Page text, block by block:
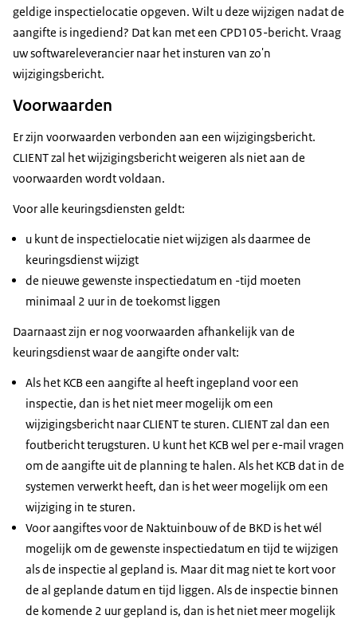
geldige inspectielocatie opgeven. Wilt u deze wijzigen nadat de
aangifte is ingediend? Dat kan met een CPD105-bericht. Vraag
uw softwareleverancier naar het insturen van zo'n
wijzigingsbericht.
Voorwaarden
Er zijn voorwaarden verbonden aan een wijzigingsbericht.
CLIENT zal het wijzigingsbericht weigeren als niet aan de
voorwaarden wordt voldaan.
Voor alle keuringsdiensten geldt:
u kunt de inspectielocatie niet wijzigen als daarmee de
keuringsdienst wijzigt
de nieuwe gewenste inspectiedatum en -tijd moeten
minimaal 2 uur in de toekomst liggen
Daarnaast zijn er nog voorwaarden afhankelijk van de
keuringsdienst waar de aangifte onder valt:
Als het KCB een aangifte al heeft ingepland voor een
inspectie, dan is het niet meer mogelijk om een
wijzigingsbericht naar CLIENT te sturen. CLIENT zal dan een
foutbericht terugsturen. U kunt het KCB wel per e-mail vragen
om de aangifte uit de planning te halen. Als het KCB dat in de
systemen verwerkt heeft, dan is het weer mogelijk om een
wijziging in te sturen.
Voor aangiftes voor de Naktuinbouw of de BKD is het wél
mogelijk om de gewenste inspectiedatum en tijd te wijzigen
als de inspectie al gepland is. Maar dit mag niet te kort voor
de al geplande datum en tijd liggen. Als de inspectie binnen
de komende 2 uur gepland is, dan is het niet meer mogelijk